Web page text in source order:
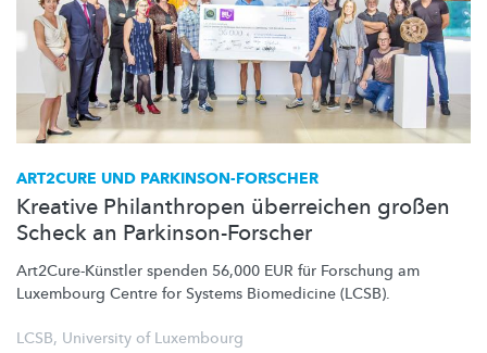
ART2CURE UND PARKINSON-FORSCHER
Kreative Philanthropen überreichen großen
Scheck an Parkinson-Forscher
Art2Cure-Künstler spenden 56,000 EUR für Forschung am
Luxembourg Centre for Systems Biomedicine (LCSB).
LCSB, University of Luxembourg